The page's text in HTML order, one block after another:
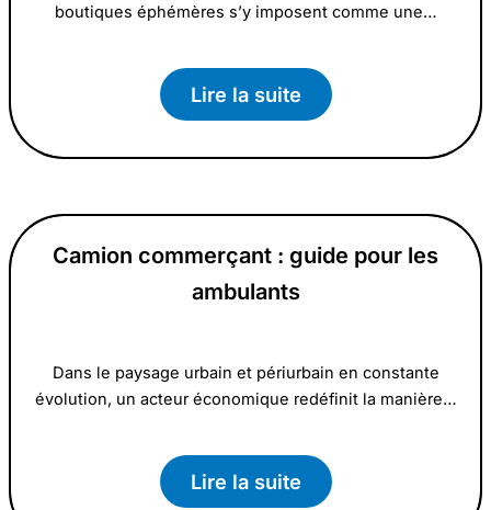
boutiques éphémères s’y imposent comme une…
Lire la suite
Camion commerçant : guide pour les
ambulants
Dans le paysage urbain et périurbain en constante
évolution, un acteur économique redéfinit la manière…
Lire la suite